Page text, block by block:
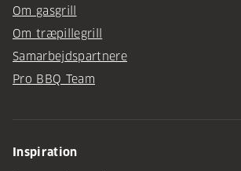
Om gasgrill
Om træpillegrill
Samarbejdspartnere
Pro BBQ Team
Inspiration